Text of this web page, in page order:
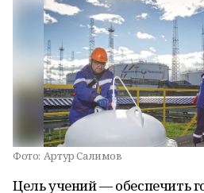
Фото: Артур Салимов
Цель учений — обеспечить